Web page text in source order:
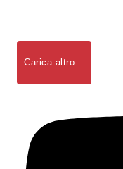
Carica altro...